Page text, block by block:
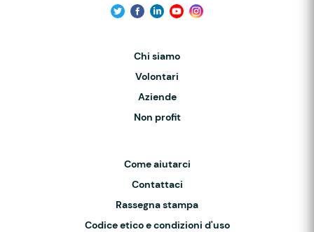
Chi siamo
Volontari
Aziende
Non profit
Come aiutarci
Contattaci
Rassegna stampa
Codice etico e condizioni d'uso